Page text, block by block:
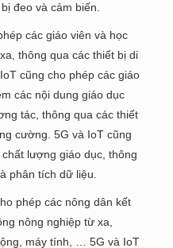
đeo và cảm biến.
các giáo viên và học
thông qua các thiết bị di
cũng cho phép các giáo
các nội dung giáo dục
tác, thông qua các thiết
cường. 5G và IoT cũng
lượng giáo dục, thông
phân tích dữ liệu.
phép các nông dân kết
nông nghiệp từ xa,
máy tính, … 5G và IoT